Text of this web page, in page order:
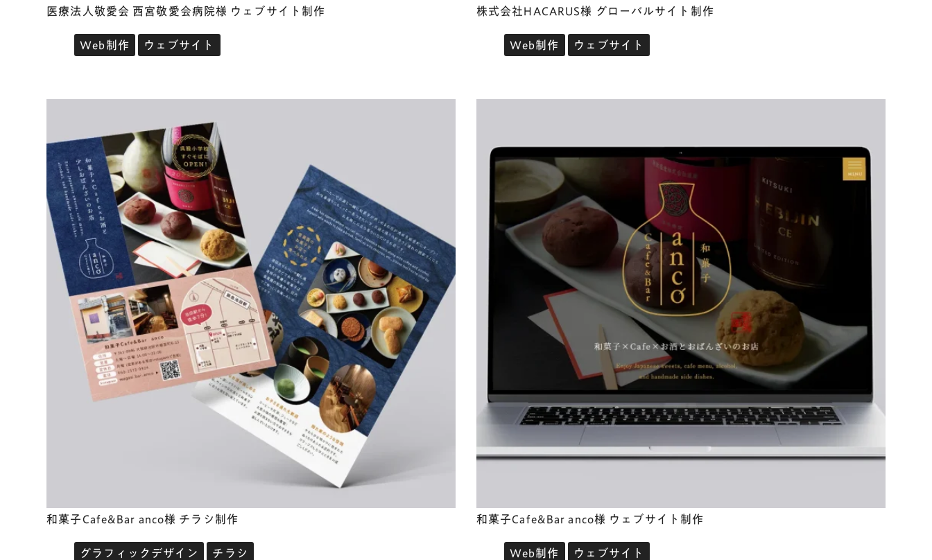
医療法人敬愛会 西宮敬愛会病院様 ウェブサイト制作
Web制作 ウェブサイト
株式会社HACARUS様 グローバルサイト制作
Web制作 ウェブサイト
和菓子Cafe&Bar anco様 チラシ制作
グラフィックデザイン チラシ
和菓子Cafe&Bar anco様 ウェブサイト制作
Web制作 ウェブサイト